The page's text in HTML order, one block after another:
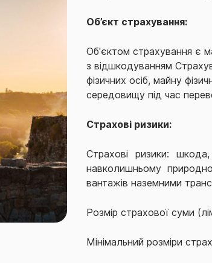
Об’єкт страхування:
Об'єктом страхування є
з відшкодуванням
фізичних осіб, майну
середовищу під час
Страхові ризики:
Страхові ризики:
навколишньому
вантажів наземними
Розмір страхової суми
Мінімальний розміри